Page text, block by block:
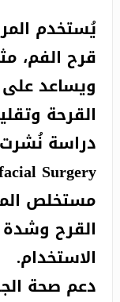
يُستخدم
قرح الفم،
ويساعد على
القرحة
مستخلص
الاستخدام.
دعم صحة